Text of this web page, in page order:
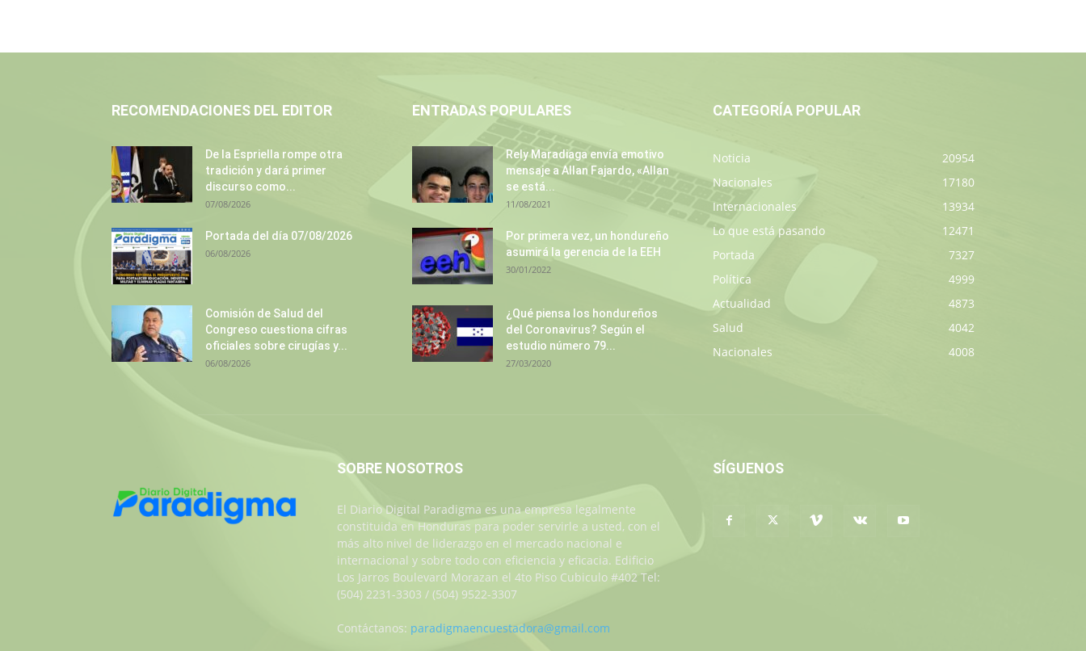
RECOMENDACIONES DEL EDITOR
De la Espriella rompe otra
tradición y dará primer
discurso como...
07/08/2026
Portada del día 07/08/2026
06/08/2026
Comisión de Salud del
Congreso cuestiona cifras
oficiales sobre cirugías y...
06/08/2026
ENTRADAS POPULARES
Rely Maradiaga envía emotivo
mensaje a Allan Fajardo, «Allan
se está...
11/08/2021
Por primera vez, un hondureño
asumirá la gerencia de la EEH
30/01/2022
¿Qué piensa los hondureños
del Coronavirus? Según el
estudio número 79...
27/03/2020
CATEGORÍA POPULAR
Noticia
20954
Nacionales
17180
Internacionales
13934
Lo que está pasando
12471
Portada
7327
Política
4999
Actualidad
4873
Salud
4042
Nacionales
4008
SOBRE NOSOTROS
El Diario Digital Paradigma es una empresa legalmente
constituida en Honduras para poder servirle a usted, con el
más alto nivel de liderazgo en el mercado nacional e
internacional y sobre todo con eficiencia y eficacia. Edificio
Los Jarros Boulevard Morazan el 4to Piso Cubiculo #402 Tel:
(504) 2231-3303 / (504) 9522-3307
Contáctanos: paradigmaencuestadora@gmail.com
SÍGUENOS